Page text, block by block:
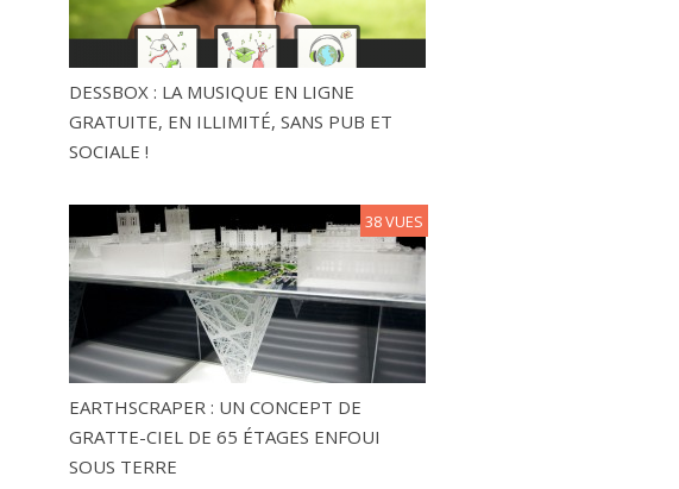
DESSBOX : LA MUSIQUE EN LIGNE
GRATUITE, EN ILLIMITÉ, SANS PUB ET
SOCIALE !
EARTHSCRAPER : UN CONCEPT DE
GRATTE-CIEL DE 65 ÉTAGES ENFOUI
SOUS TERRE
38 VUES